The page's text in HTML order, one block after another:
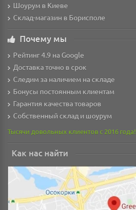
Шоурум в Киеве
Склад-магазин в Борисполе
Почему мы
Рейтинг 4.9 на Google
Доставка точно в срок
Следим за наличием на складе
Бонусы постоянным клиентам
Гарантия качества товаров
Собственный склад и шоурум
Тысячи довольных клиентов с 2016 года!
Как нас найти